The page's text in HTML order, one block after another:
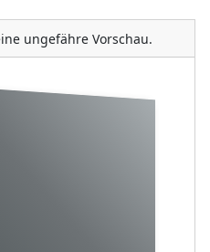
ungefähre Vorschau.